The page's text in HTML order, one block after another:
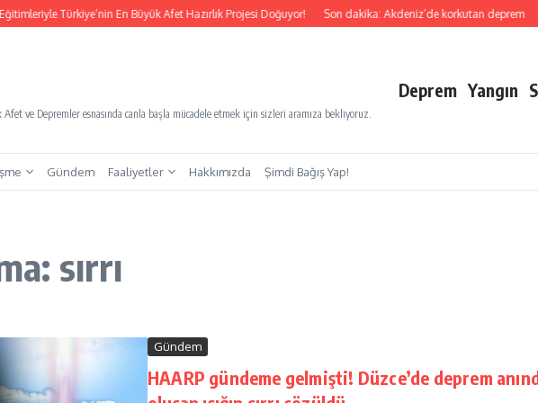
Türkiye’nin En Büyük Afet Hazırlık Projesi Doğuyor! Son dakika: Akdeniz’de korkutan deprem
ve Depremler esnasında canla başla mücadele etmek için sizleri aramıza bekliyoruz.
Deprem Yangın
Gündem Faaliyetler Hakkımızda Şimdi Bağış Yap!
sırrı
Gündem
HAARP gündeme gelmişti! Düzce’de deprem